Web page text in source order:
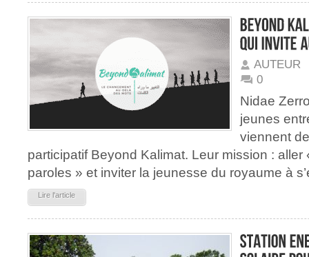
AUTEUR
0
Nidae
jeunes
viennent
participatif Beyond Kalimat. Leur mission : aller
paroles » et inviter la jeunesse du royaume à
Lire l'article